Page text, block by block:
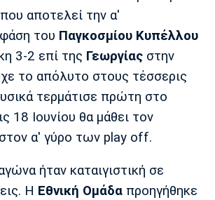
Κηφισιά Πανσερραϊκός
Μαδρίτης
Μαδρίτης
που αποτελεί την α'
του Παγκοσμίου Κυπέλλου
3-2 επί της Γεωργίας στην
το απόλυτο στους τέσσερις
τερμάτισε πρώτη στο
18 Ιουνίου θα μάθει τον
α' γύρο των play off.
ήταν καταιγιστική σε
Η Εθνική Ομάδα προηγήθηκε